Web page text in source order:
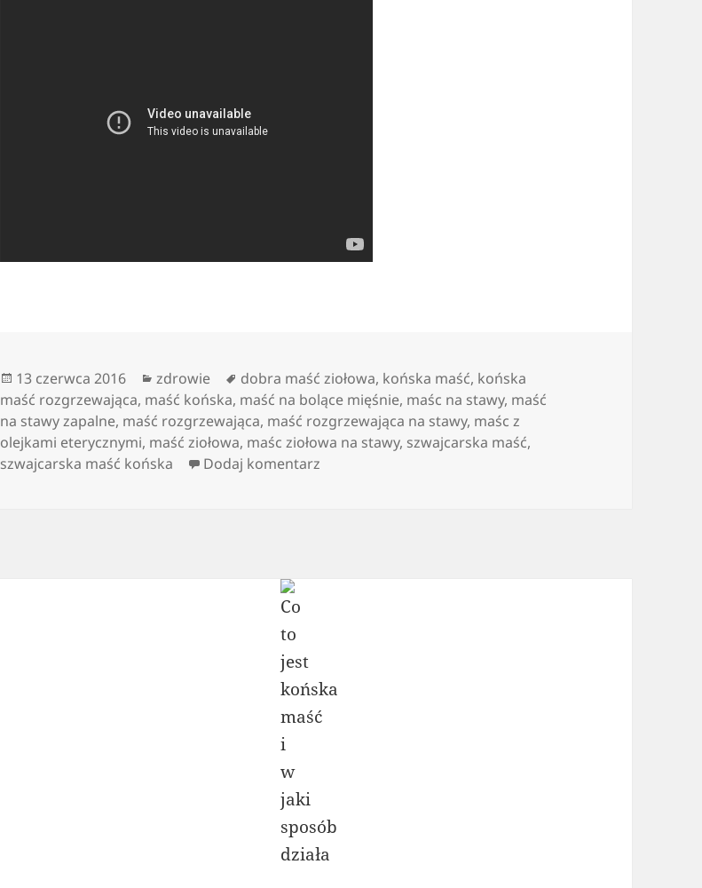
Data
publikacji
13 czerwca 2016 Kategorie
zdrowie Tagi
dobra maść ziołowa, końska maść, końska
maść rozgrzewająca, maść końska, maść na bolące mięśnie, maśc na stawy, maść
na stawy zapalne, maść rozgrzewająca, maść rozgrzewająca na stawy, maśc z
olejkami eterycznymi, maść ziołowa, maśc ziołowa na stawy, szwajcarska maść,
szwajcarska maść końska
Dodaj komentarz